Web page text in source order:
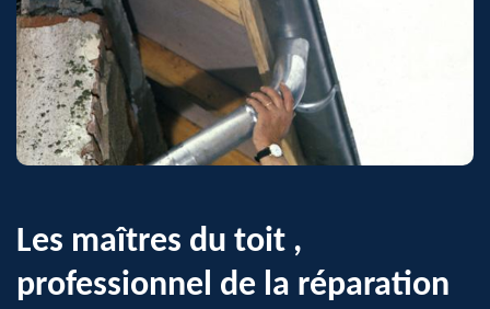
Les maîtres du toit ,
professionnel de la réparation